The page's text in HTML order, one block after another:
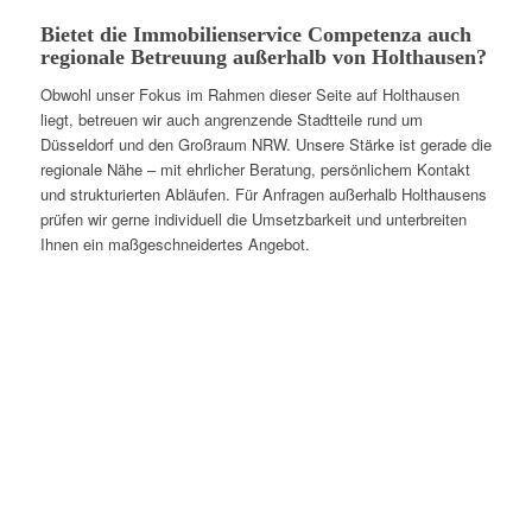
Bietet die Immobilienservice Competenza auch
regionale Betreuung außerhalb von Holthausen?
Obwohl unser Fokus im Rahmen dieser Seite auf Holthausen
liegt, betreuen wir auch angrenzende Stadtteile rund um
Düsseldorf und den Großraum NRW. Unsere Stärke ist gerade die
regionale Nähe – mit ehrlicher Beratung, persönlichem Kontakt
und strukturierten Abläufen. Für Anfragen außerhalb Holthausens
prüfen wir gerne individuell die Umsetzbarkeit und unterbreiten
Ihnen ein maßgeschneidertes Angebot.